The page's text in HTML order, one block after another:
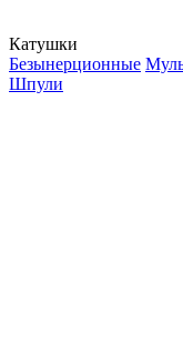
Катушки
Безынерционные
Шпули